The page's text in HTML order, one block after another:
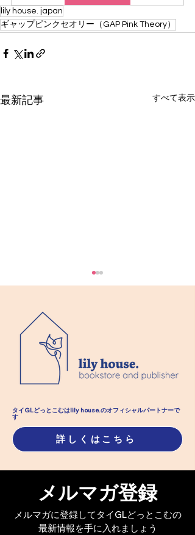
lily house. japan
ギャップピンクセオリー（GAP Pink Theory）
最新記事 すべて表示
ギャップ・ピンクセオリ
タイGLどっとこむはlily house.のオフィシャル​パートナーで
す
詳しくはこちら
メルマガ登録
メルマガに登録してタイGLどっとこむの
最新情報を手に入れましょう